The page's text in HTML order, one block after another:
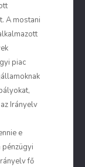
A mostani
piac
Irányelv
e
pénzügyi
fő